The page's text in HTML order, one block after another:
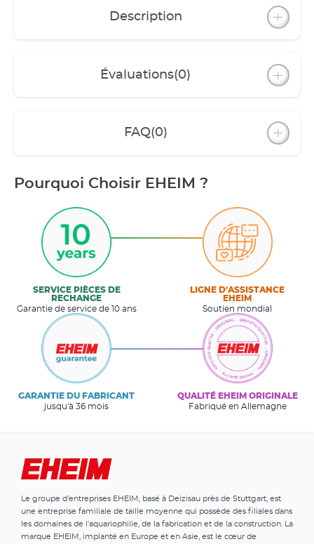
Description
Évaluations(0)
FAQ(0)
Pourquoi Choisir EHEIM ?
SERVICE PIÈCES DE
RECHANGE
Garantie de service de 10 ans
LIGNE D'ASSISTANCE
EHEIM
Soutien mondial
GARANTIE DU FABRICANT
jusqu'à 36 mois
QUALITÉ EHEIM ORIGINALE
Fabriqué en Allemagne
Le groupe d'entreprises EHEIM, basé à Deizisau près de Stuttgart, est
une entreprise familiale de taille moyenne qui possède des filiales dans
les domaines de l'aquariophilie, de la fabrication et de la construction. La
marque EHEIM, implanté en Europe et en Asie, est le cœur de